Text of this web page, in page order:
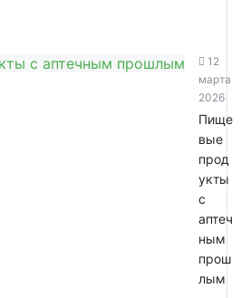
12
марта
2026
Пище
вые
прод
укты
с
аптеч
ным
прош
лым